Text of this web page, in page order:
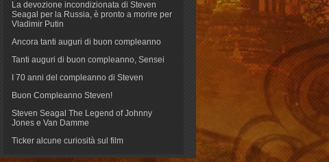
La devozione incondizionata di Steven
Seagal per la Russia, è pronto a morire per
Vladimir Putin
Ancora tanti auguri di buon compleanno
Tanti auguri di buon compleanno, Sensei
I 70 anni del compleanno di Steven
Buon Compleanno Steven!
Steven Seagal The Legend of Johnny
Jones e Van Damme
Ticker alcune curiosità sul film